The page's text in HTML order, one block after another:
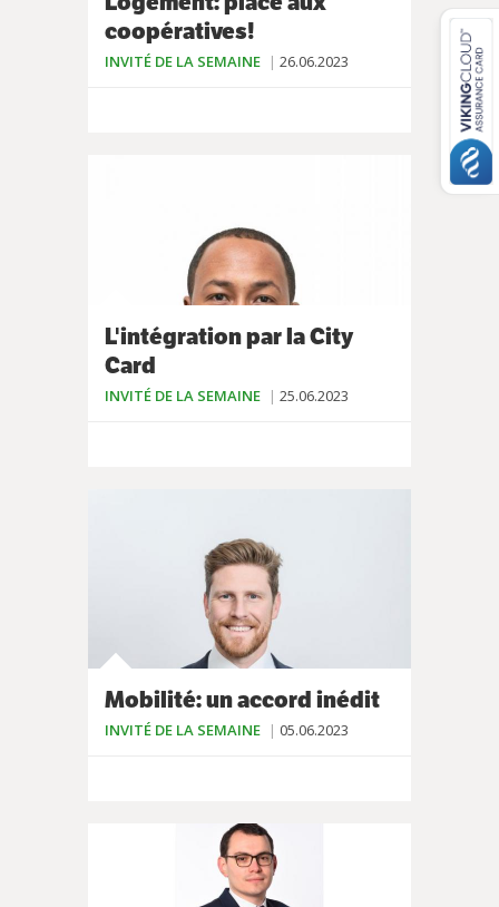
coopératives!
INVITÉ DE LA SEMAINE 26.06.2023
L'intégration par la City
Card
INVITÉ DE LA SEMAINE 25.06.2023
Mobilité: un accord inédit
INVITÉ DE LA SEMAINE 05.06.2023